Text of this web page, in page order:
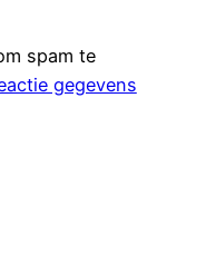
spam te
gegevens